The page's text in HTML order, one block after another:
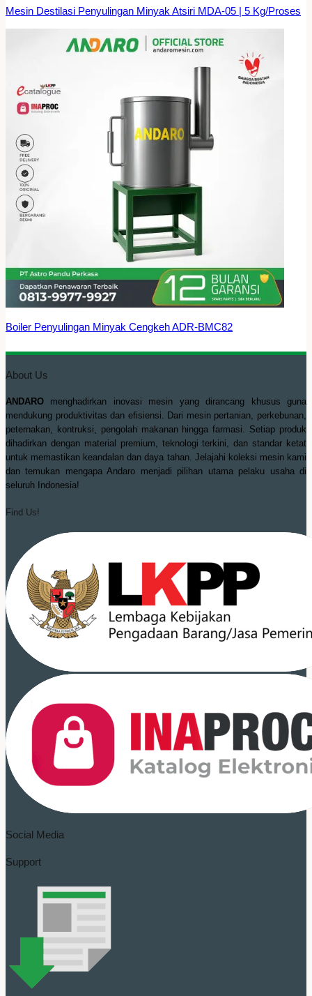
Mesin Destilasi Penyulingan Minyak Atsiri MDA-05 | 5 Kg/Proses
Boiler Penyulingan Minyak Cengkeh ADR-BMC82
About Us
ANDARO menghadirkan inovasi mesin yang dirancang khusus guna
mendukung produktivitas dan efisiensi. Dari mesin pertanian, perkebunan,
peternakan, kontruksi, pengolah makanan hingga farmasi. Setiap produk
dihadirkan dengan material premium, teknologi terkini, dan standar ketat
untuk memastikan keandalan dan daya tahan. Jelajahi koleksi mesin kami
dan temukan mengapa Andaro menjadi pilihan utama pelaku usaha di
seluruh Indonesia!
Find Us!
Social Media
Support